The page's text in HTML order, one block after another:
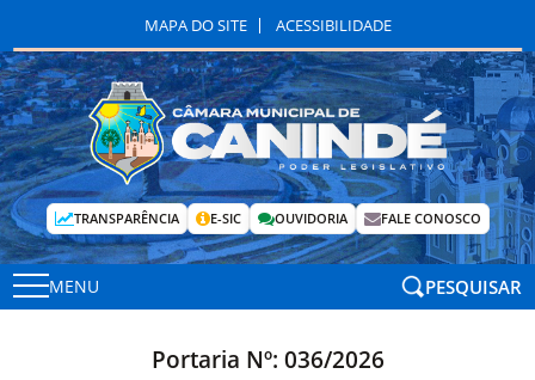
MAPA DO SITE ACESSIBILIDADE
TRANSPARÊNCIA E-SIC OUVIDORIA FALE CONOSCO
MENU PESQUISAR
Portaria Nº: 036/2026